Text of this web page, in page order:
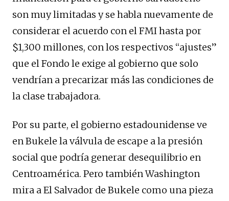
son muy limitadas y se habla nuevamente de
considerar el acuerdo con el FMI hasta por
$1,300 millones, con los respectivos “ajustes”
que el Fondo le exige al gobierno que solo
vendrían a precarizar más las condiciones de
la clase trabajadora.
Por su parte, el gobierno estadounidense ve
en Bukele la válvula de escape a la presión
social que podría generar desequilibrio en
Centroamérica. Pero también Washington
mira a El Salvador de Bukele como una pieza